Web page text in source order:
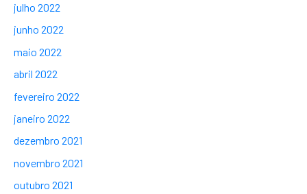
julho 2022
junho 2022
maio 2022
abril 2022
fevereiro 2022
janeiro 2022
dezembro 2021
novembro 2021
outubro 2021